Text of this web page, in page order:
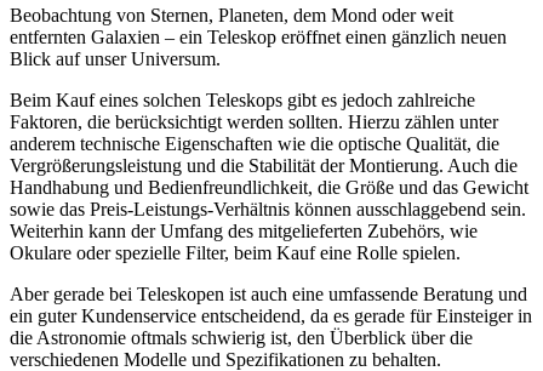
Beobachtung von Sternen, Planeten, dem Mond oder weit
entfernten Galaxien – ein Teleskop eröffnet einen gänzlich neuen
Blick auf unser Universum.
Beim Kauf eines solchen Teleskops gibt es jedoch zahlreiche
Faktoren, die berücksichtigt werden sollten. Hierzu zählen unter
anderem technische Eigenschaften wie die optische Qualität, die
Vergrößerungsleistung und die Stabilität der Montierung. Auch die
Handhabung und Bedienfreundlichkeit, die Größe und das Gewicht
sowie das Preis-Leistungs-Verhältnis können ausschlaggebend sein.
Weiterhin kann der Umfang des mitgelieferten Zubehörs, wie
Okulare oder spezielle Filter, beim Kauf eine Rolle spielen.
Aber gerade bei Teleskopen ist auch eine umfassende Beratung und
ein guter Kundenservice entscheidend, da es gerade für Einsteiger in
die Astronomie oftmals schwierig ist, den Überblick über die
verschiedenen Modelle und Spezifikationen zu behalten.